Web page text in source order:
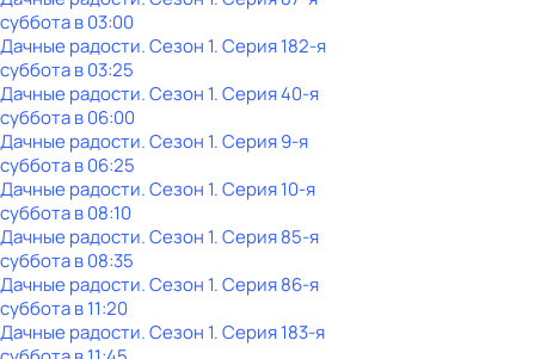
субботав03:00
Дачные радости. Сезон 1. Серия 182-я
субботав03:25
Дачные радости. Сезон 1. Серия 40-я
субботав06:00
Дачные радости. Сезон 1. Серия 9-я
субботав06:25
Дачные радости. Сезон 1. Серия 10-я
субботав08:10
Дачные радости. Сезон 1. Серия 85-я
субботав08:35
Дачные радости. Сезон 1. Серия 86-я
субботав11:20
Дачные радости. Сезон 1. Серия 183-я